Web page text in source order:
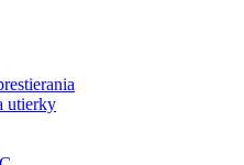
utierky